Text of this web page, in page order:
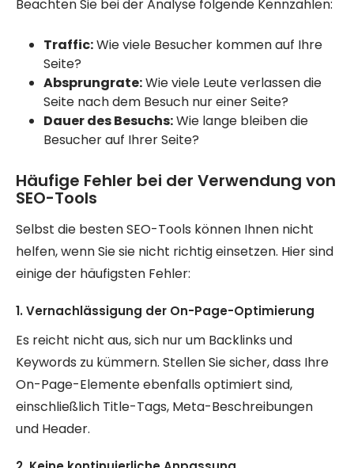
Beachten Sie bei der Analyse folgende Kennzahlen:
Traffic:Wie viele Besucher kommen auf Ihre
Seite?
Absprungrate:Wie viele Leute verlassen die
Seite nach dem Besuch nur einer Seite?
Dauer des Besuchs:Wie lange bleiben die
Besucher auf Ihrer Seite?
Häufige Fehler bei der Verwendung von
SEO-Tools
Selbst die besten SEO-Tools können Ihnen nicht
helfen, wenn Sie sie nicht richtig einsetzen. Hier sind
einige der häufigsten Fehler:
1. Vernachlässigung der On-Page-Optimierung
Es reicht nicht aus, sich nur um Backlinks und
Keywords zu kümmern. Stellen Sie sicher, dass Ihre
On-Page-Elemente ebenfalls optimiert sind,
einschließlich Title-Tags, Meta-Beschreibungen
und Header.